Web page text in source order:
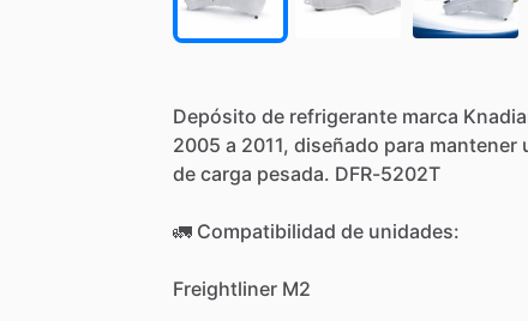
Depósito de refrigerante marca
2005 a 2011, diseñado para mantener
de carga pesada. DFR-5202T
🚛 Compatibilidad de unidades:
Freightliner M2